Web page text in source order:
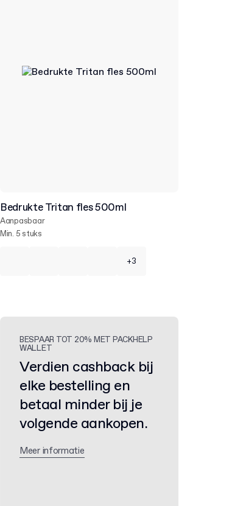
Bedrukte Tritan fles 500ml
Aanpasbaar
Min. 5 stuks
+3
BESPAAR TOT 20% MET PACKHELP
WALLET
Verdien cashback bij
elke bestelling en
betaal minder bij je
volgende aankopen.
Meer informatie